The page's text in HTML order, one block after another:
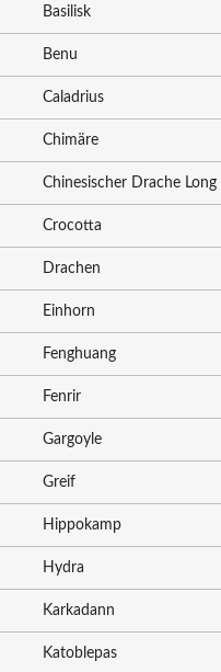
Basilisk
Benu
Caladrius
Chimäre
Chinesischer Drache Long
Crocotta
Drachen
Einhorn
Fenghuang
Fenrir
Gargoyle
Greif
Hippokamp
Hydra
Karkadann
Katoblepas